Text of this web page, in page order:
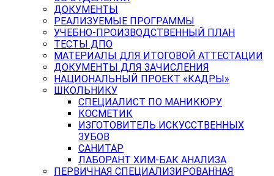
ДОКУМЕНТЫ
РЕАЛИЗУЕМЫЕ ПРОГРАММЫ
УЧЕБНО-ПРОИЗВОДСТВЕННЫЙ ПЛАН
ТЕСТЫ ДПО
МАТЕРИАЛЫ ДЛЯ ИТОГОВОЙ АТТЕСТАЦИИ
ДОКУМЕНТЫ ДЛЯ ЗАЧИСЛЕНИЯ
НАЦИОНАЛЬНЫЙ ПРОЕКТ «КАДРЫ»
ШКОЛЬНИКУ
СПЕЦИАЛИСТ ПО МАНИКЮРУ
КОСМЕТИК
ИЗГОТОВИТЕЛЬ ИСКУССТВЕННЫХ
ЗУБОВ
САНИТАР
ЛАБОРАНТ ХИМ-БАК АНАЛИЗА
ПЕРВИЧНАЯ СПЕЦИАЛИЗИРОВАННАЯ